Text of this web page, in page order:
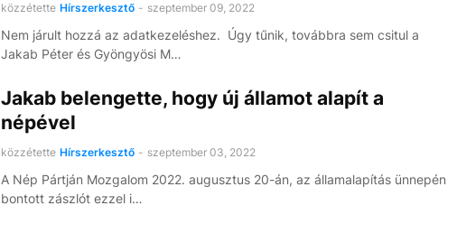
közzétette Hírszerkesztő - szeptember 09, 2022
Nem járult hozzá az adatkezeléshez. Úgy tűnik, továbbra sem csitul a
Jakab Péter és Gyöngyösi M…
Jakab belengette, hogy új államot alapít a
népével
közzétette Hírszerkesztő - szeptember 03, 2022
A Nép Pártján Mozgalom 2022. augusztus 20-án, az államalapítás ünnepén
bontott zászlót ezzel i…